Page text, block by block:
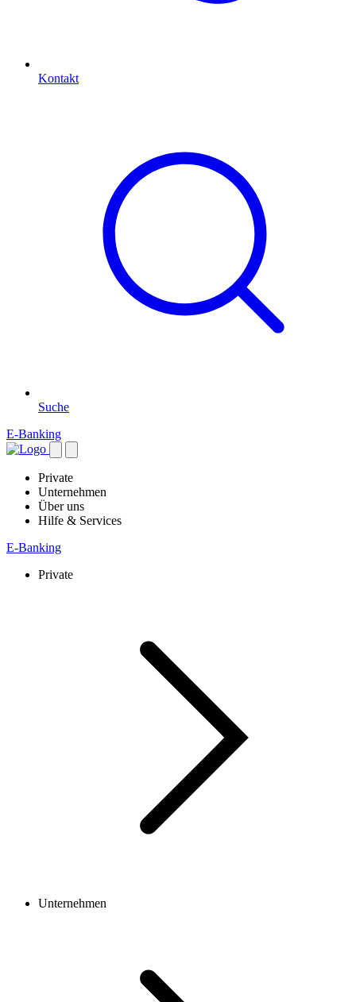
Kontakt
Suche
E-Banking
Private
Unternehmen
Über uns
Hilfe & Services
E-Banking
Private
Unternehmen